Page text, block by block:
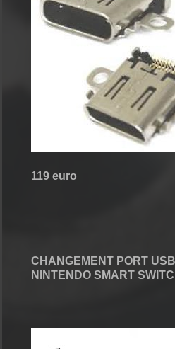
119 euro
CHANGEMENT PORT
NINTENDO SMART